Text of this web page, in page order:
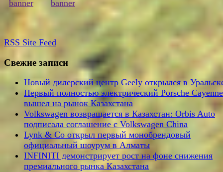
RSS Site Feed
Свежие записи
Новый дилерский центр Geely открылся в
Первый полностью электрический Porsche Cayenne
вышел на рынок Казахстана
Volkswagen возвращается в Казахстан: Orbis Auto
подписала соглашение с Volkswagen China
Lynk & Co открыл первый монобрендовый
официальный шоурум в Алматы
INFINITI демонстрирует рост на фоне снижения
премиального рынка Казахстана